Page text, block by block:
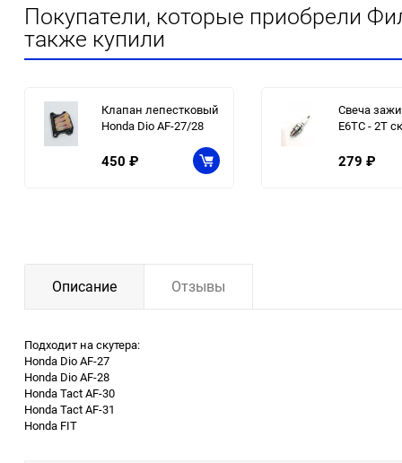
Покупатели, которые приобрели
также купили
Клапан лепестковый
Honda Dio AF-27/28
450 ₽
Свеча
E6TC - 2Т
279 ₽
Описание Отзывы
Подходит на скутера:
Honda Dio AF-27
Honda Dio AF-28
Honda Tact AF-30
Honda Tact AF-31
Honda FIT